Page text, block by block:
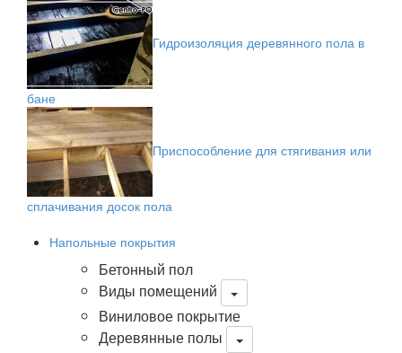
Гидроизоляция деревянного пола в
бане
Приспособление для стягивания или
сплачивания досок пола
Напольные покрытия
Бетонный пол
Виды помещений
Виниловое покрытие
Деревянные полы